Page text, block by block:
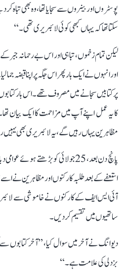
پوسٹروں اور بینروں سے سجایا تھا، وہ بھی تباہ
سکتا تھا کہ یہاں کبھی کوئی لائبریری تھی۔‘‘
لیکن تمام زخموں، تباہی اور اس بے رحمانہ جبر
اور انہوں نے ایک بار پھر اس جگہ پر اپنا قبضہ جما
پر کتابیں سجانے میں مصروف تھے۔ اس بار
کا یہ عمل اپنے آپ میں مزاحمت کا ایک
مظاہرین یہاں رہیں گے، یہ لائبریری بھی یہیں
پانچ دن بعد، 25 جولائی کو بڑھتے
استعفے کے بعد طلبہ کارکنوں اور مظاہرین نے اسے
آئی ایس ایف کے کارکنوں نے خاموشی سے
ساتھیوں میں تقسیم کردیں۔
دیوانگ نے آخر میں سوال کیا، ’’آخر کتابوں
بزدلی کی علامت ہے۔‘‘